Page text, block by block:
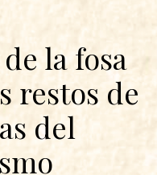
la fosa
restos de
del